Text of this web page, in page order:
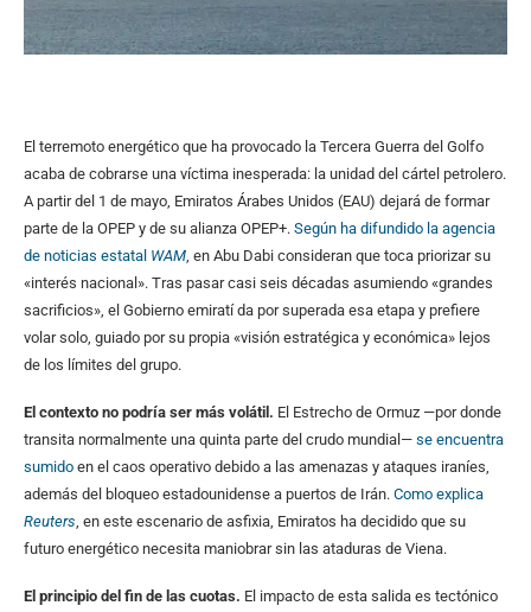
El terremoto energético que ha provocado la Tercera Guerra del Golfo
acaba de cobrarse una víctima inesperada: la unidad del cártel petrolero.
A partir del 1 de mayo, Emiratos Árabes Unidos (EAU) dejará de formar
parte de la OPEP y de su alianza OPEP+. Según ha difundido la agencia
de noticias estatal WAM , en Abu Dabi consideran que toca priorizar su
«interés nacional». Tras pasar casi seis décadas asumiendo «grandes
sacrificios», el Gobierno emiratí da por superada esa etapa y prefiere
volar solo, guiado por su propia «visión estratégica y económica» lejos
de los límites del grupo.
El contexto no podría ser más volátil. El Estrecho de Ormuz —por donde
transita normalmente una quinta parte del crudo mundial— se encuentra
sumido en el caos operativo debido a las amenazas y ataques iraníes,
además del bloqueo estadounidense a puertos de Irán. Como explica
Reuters , en este escenario de asfixia, Emiratos ha decidido que su
futuro energético necesita maniobrar sin las ataduras de Viena.
El principio del fin de las cuotas. El impacto de esta salida es tectónico